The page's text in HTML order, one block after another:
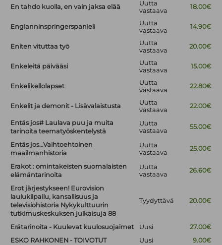
En tahdo kuolla, en vain jaksa elää
Uutta
vastaava
18.00€
Englanninspringerspanieli
Uutta
vastaava
14.90€
Eniten vituttaa työ
Uutta
vastaava
20.00€
Enkeleitä päivääsi
Uutta
vastaava
15.00€
Enkelikellolapset
Uutta
vastaava
22.80€
Enkelit ja demonit - Lisävalaistusta
Uutta
vastaava
22.00€
Entäs jos# Laulava puu ja muita
tarinoita teematyöskentelystä
Uutta
vastaava
55.00€
Entäs jos…Vaihtoehtoinen
maailmanhistoria
Uutta
vastaava
25.00€
Erakot : omintakeisten suomalaisten
elämäntarinoita
Uutta
vastaava
26.60€
Erot järjestykseen! Eurovision
laulukilpailu, kansallisuus ja
televisiohistoria Nykykulttuurin
tutkimuskeskuksen julkaisuja 88
Tyydyttävä 20.00€
Erätarinoita - Kuulevat kuulosuojaimet Uusi
27.00€
ESKO RAHKONEN - TOIVOTUT
Uusi
9.00€